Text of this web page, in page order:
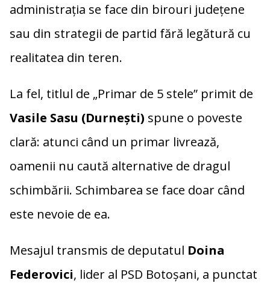
administrația se face din birouri județene
sau din strategii de partid fără legătură cu
realitatea din teren.
La fel, titlul de „Primar de 5 stele” primit de
Vasile Sasu (Durnești) spune o poveste
clară: atunci când un primar livrează,
oamenii nu caută alternative de dragul
schimbării. Schimbarea se face doar când
este nevoie de ea.
Mesajul transmis de deputatul Doina
Federovici, lider al PSD Botoșani, a punctat